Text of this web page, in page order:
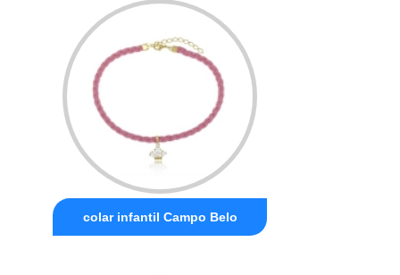
colar infantil Campo Belo